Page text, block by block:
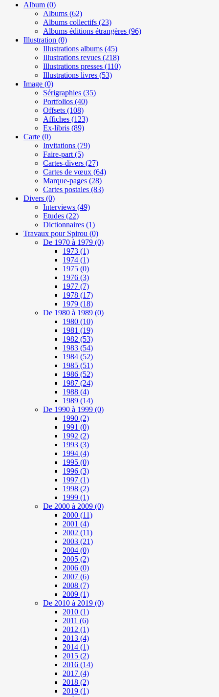
Album (0)
Albums (62)
Albums collectifs (23)
Albums éditions étrangères (96)
Illustration (0)
Illustrations albums (45)
Illustrations revues (218)
Illustrations presses (110)
Illustrations livres (53)
Image (0)
Sérigraphies (35)
Portfolios (40)
Offsets (108)
Affiches (123)
Ex-libris (89)
Carte (0)
Invitations (79)
Faire-part(5)
Cartes-divers (27)
Cartes de vœux (64)
Marque-pages (28)
Cartes postales (83)
Divers (0)
Interviews (49)
Etudes (22)
Dictionnaires (1)
Travaux pour Spirou (0)
De 1970 à 1979 (0)
1973 (1)
1974 (1)
1975 (0)
1976 (3)
1977 (7)
1978 (17)
1979 (18)
De 1980 à 1989 (0)
1980 (10)
1981 (19)
1982 (53)
1983 (54)
1984 (52)
1985 (51)
1986 (52)
1987 (24)
1988 (4)
1989 (14)
De 1990 à 1999 (0)
1990 (2)
1991 (0)
1992 (2)
1993 (3)
1994 (4)
1995 (0)
1996 (3)
1997 (1)
1998 (2)
1999 (1)
De 2000 à 2009 (0)
2000 (11)
2001 (4)
2002 (11)
2003 (21)
2004 (0)
2005 (2)
2006 (0)
2007 (6)
2008 (7)
2009 (1)
De 2010 à 2019 (0)
2010 (1)
2011 (6)
2012 (1)
2013 (4)
2014 (1)
2015 (2)
2016 (14)
2017 (4)
2018 (2)
2019 (1)